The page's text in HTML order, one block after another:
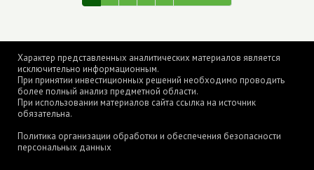
Характер представленных аналитических материалов является
исключительно информационным.
При принятии инвестиционных решений необходимо проводить
более полный анализ предметной области.
При использовании материалов сайта ссылка на источник
обязательна.
Политика организации обработки и обеспечения безопасности
персональных данных